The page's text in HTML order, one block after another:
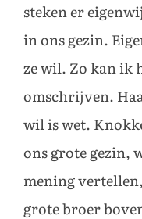
steken er
in ons gezin.
ze wil. Zo kan ik
omschrijven.
wil is wet.
ons grote gezin,
mening
grote broer